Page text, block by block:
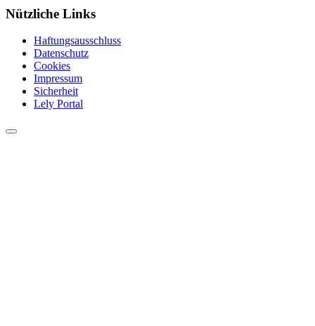
Nützliche Links
Haftungsausschluss
Datenschutz
Cookies
Impressum
Sicherheit
Lely Portal